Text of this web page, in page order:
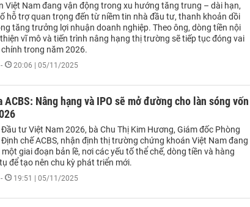
Việt Nam đang vận động trong xu hướng tăng trung – dài hạn,
hỗ trợ quan trọng đến từ niềm tin nhà đầu tư, thanh khoản dồi
tăng trưởng lợi nhuận doanh nghiệp. Theo ông, dòng tiền nội
vĩ mô và tiến trình nâng hạng thị trường sẽ tiếp tục đóng vai
trong năm 2026.
- 20:06 | 05/11/2025
ACBS: Nâng hạng và IPO sẽ mở đường cho làn sóng vốn
Đầu tư Việt Nam 2026, bà Chu Thị Kim Hương, Giám đốc Phòng
chế ACBS, nhận định thị trường chứng khoán Việt Nam đang
giai đoạn bản lề, nơi các yếu tố thể chế, dòng tiền và hàng
để tạo nên chu kỳ phát triển mới.
- 19:51 | 05/11/2025